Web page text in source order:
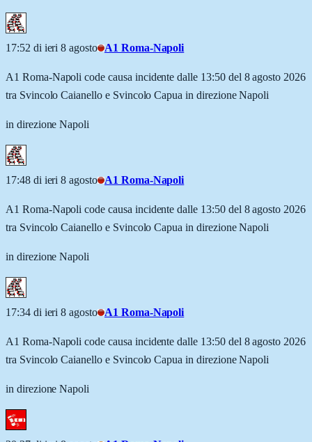
17:52 di ieri 8 agosto A1 Roma-Napoli
A1 Roma-Napoli code causa incidente dalle 13:50 del 8 agosto 2026
tra Svincolo Caianello e Svincolo Capua in direzione Napoli
in direzione Napoli
17:48 di ieri 8 agosto A1 Roma-Napoli
A1 Roma-Napoli code causa incidente dalle 13:50 del 8 agosto 2026
tra Svincolo Caianello e Svincolo Capua in direzione Napoli
in direzione Napoli
17:34 di ieri 8 agosto A1 Roma-Napoli
A1 Roma-Napoli code causa incidente dalle 13:50 del 8 agosto 2026
tra Svincolo Caianello e Svincolo Capua in direzione Napoli
in direzione Napoli